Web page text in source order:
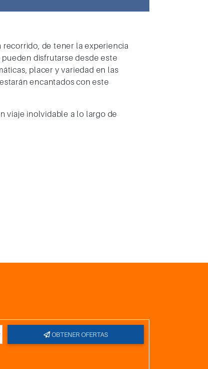
de tener la experiencia
disfrutarse desde este
placer y variedad en las
encantados con este
viaje inolvidable a lo largo de
OBTENER OFERTAS